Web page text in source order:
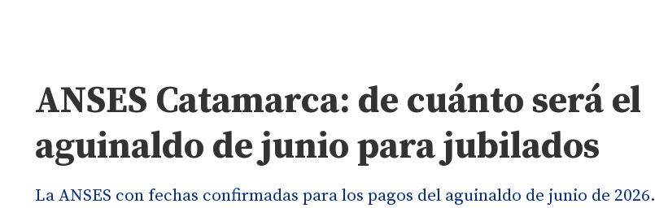
ANSES Catamarca: de cuánto será el
aguinaldo de junio para jubilados
La ANSES con fechas confirmadas para los pagos del aguinaldo de junio de 2026.